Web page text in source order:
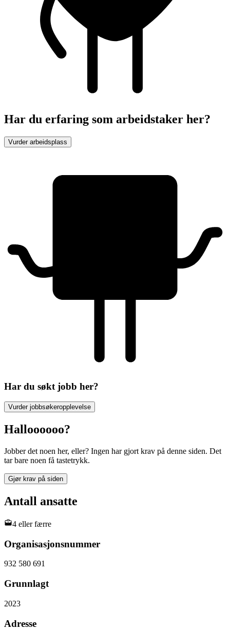
Har du erfaring som arbeidstaker her?
Vurder arbeidsplass
Har du søkt jobb her?
Vurder jobbsøkeropplevelse
Halloooooo?
Jobber det noen her, eller? Ingen har gjort krav på denne siden. Det
tar bare noen få tastetrykk.
Gjør krav på siden
Antall ansatte
4 eller færre
Organisasjonsnummer
932 580 691
Grunnlagt
2023
Adresse